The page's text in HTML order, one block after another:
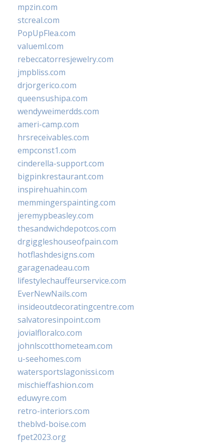
mpzin.com
stcreal.com
PopUpFlea.com
valueml.com
rebeccatorresjewelry.com
jmpbliss.com
drjorgerico.com
queensushipa.com
wendyweimerdds.com
ameri-camp.com
hrsreceivables.com
empconst1.com
cinderella-support.com
bigpinkrestaurant.com
inspirehuahin.com
memmingerspainting.com
jeremypbeasley.com
thesandwichdepotcos.com
drgiggleshouseofpain.com
hotflashdesigns.com
garagenadeau.com
lifestylechauffeurservice.com
EverNewNails.com
insideoutdecoratingcentre.com
salvatoresinpoint.com
jovialfloralco.com
johnlscotthometeam.com
u-seehomes.com
watersportslagonissi.com
mischieffashion.com
eduwyre.com
retro-interiors.com
theblvd-boise.com
fpet2023.org